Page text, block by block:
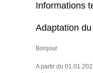
Informations
Adaptation
Bonjour
A partir du